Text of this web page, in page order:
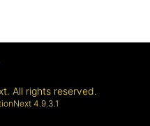
. All rights reserved.
4.9.3.1